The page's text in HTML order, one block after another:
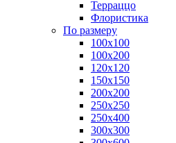
Терраццо
Флористика
По размеру
100х100
100х200
120х120
150х150
200х200
250х250
250х400
300х300